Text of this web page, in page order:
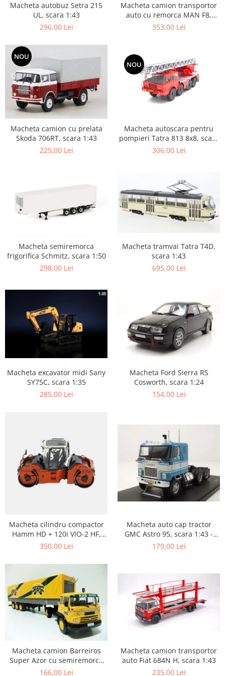
Machete cisterne
Machete autocare si autobuze
Machete autocare
Machete vehicule militare
Machete autoturisme
Machete autoturisme clasice
Machete autoturisme de
interventie
Machete autoturisme moderne
Machete motorsport
Macheta autobuz Setra 215
UL, scara 1:43
296,00 Lei
Macheta camion transportor
auto cu remorca MAN F8,
scara 1:43
353,00 Lei
NOU
Macheta camion cu prelata
Skoda 706RT, scara 1:43
225,00 Lei
NOU
Macheta autoscara pentru
pompieri Tatra 813 8x8, scara
1:43
306,00 Lei
Macheta semiremorca
frigorifica Schmitz, scara 1:50
298,00 Lei
Macheta tramvai Tatra T4D,
scara 1:43
695,00 Lei
Macheta excavator midi Sany
SY75C, scara 1:35
285,00 Lei
Macheta Ford Sierra RS
Cosworth, scara 1:24
154,00 Lei
Macheta cilindru compactor
Hamm HD + 120i VIO-2 HF,
scara 1:50
350,00 Lei
Macheta auto cap tractor
GMC Astro 95, scara 1:43 -
Copie
179,00 Lei
Macheta camion Barreiros
Super Azor cu semiremorca
cu prelata, scara 1:43
166,00 Lei
Macheta camion transportor
auto Fiat 684N H, scara 1:43
235,00 Lei